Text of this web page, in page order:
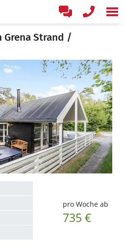
Grena Strand /
pro Woche ab
735 €